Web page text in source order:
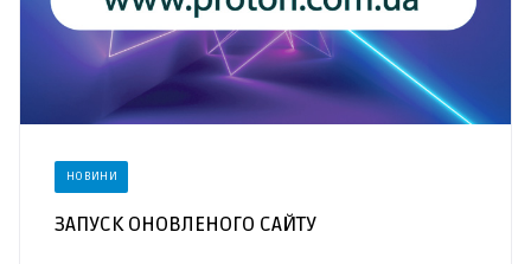
НОВИНИ
ЗАПУСК ОНОВЛЕНОГО САЙТУ